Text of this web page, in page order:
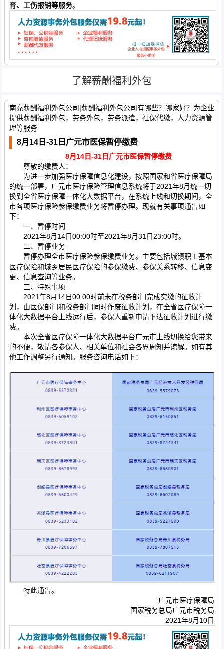
育、工伤报销等服务。
了解薪酬福利外包
南充薪酬福利外包公司|薪酬福利外包公司有哪些？哪家好？为企业
提供薪酬福利外包，劳务外包，劳务派遣，社保代缴，人力资源管
理等服务
8月14日-31日广元市医保暂停缴费
8月14日-31日广元市医保暂停缴费
尊敬的缴费人：
为进一步加强医疗保障信息化建设，按照国家和省医疗保障局
的统一部署，广元市医疗保险管理信息系统将于2021年8月统一切
换到全省医疗保障一体化大数据平台，在系统上线和切换期间，全
市各项医疗保险参保缴费业务将暂停办理。现就有关事项通告如
下：
一、暂停时间
2021年8月14日00:00时至2021年8月31日23:00时。
二、暂停业务
暂停办理全市医疗保险参保缴费业务。主要包括城镇职工基本
医疗保险和城乡居民医疗保险的参保缴费、参保关系转移、信息变
更、信息查询等业务。
三、特殊事项
2021年8月14日00:00时前未在税务部门完成实缴的征收计
划，由医保部门和税务部门同时作废征收计划，在全省医疗保障一
体化大数据平台上线运行后，参保人重新申请下达征收计划进行缴
费。
本次全省医疗保障一体化大数据平台广元市上线切换给您带来
的不便，敬请各参保人、相关单位和社会各界周知并谅解。如有其
他工作调整另行通知。服务咨询电话如下：
特此通告。
广元市医疗保障局
国家税务总局广元市税务局
2021年8月10日